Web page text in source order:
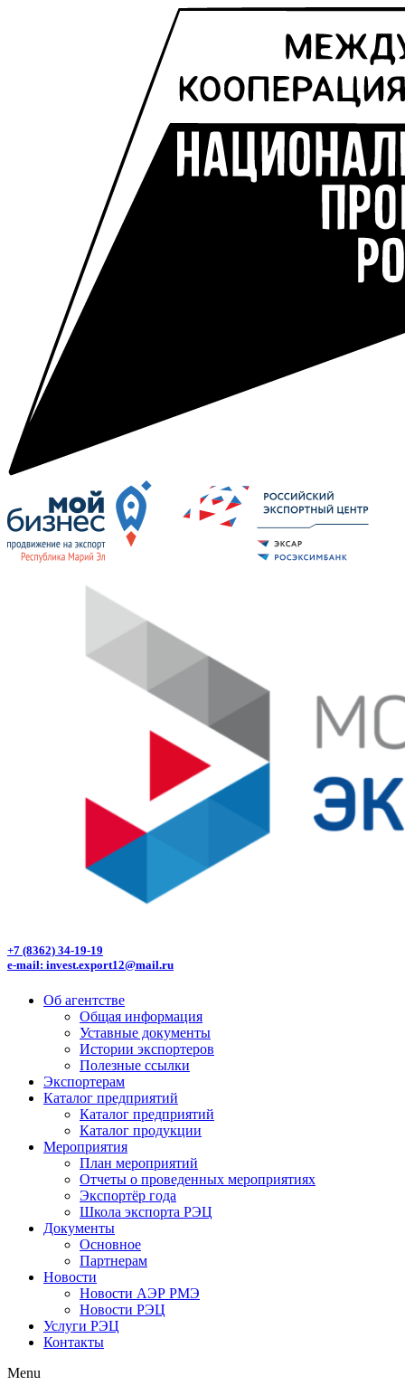
+7 (8362) 34-19-19
e-mail: invest.export12@mail.ru
Об агентстве
Общая информация
Уставные документы
Истории экспортеров
Полезные ссылки
Экспортерам
Каталог предприятий
Каталог предприятий
Каталог продукции
Мероприятия
План мероприятий
Отчеты о проведенных мероприятиях
Экспортёр года
Школа экспорта РЭЦ
Документы
Основное
Партнерам
Новости
Новости АЭР РМЭ
Новости РЭЦ
Услуги РЭЦ
Контакты
Menu